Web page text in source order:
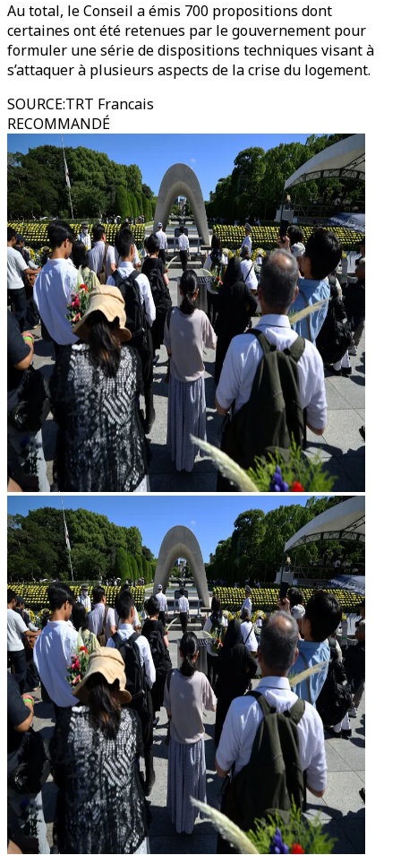
Au total, le Conseil a émis 700 propositions dont
certaines ont été retenues par le gouvernement pour
formuler une série de dispositions techniques visant à
s’attaquer à plusieurs aspects de la crise du logement.
SOURCE:TRT Francais
RECOMMANDÉ